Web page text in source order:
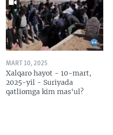
MART 10, 2025
Xalqaro hayot - 10-mart,
2025-yil - Suriyada
qatliomga kim mas'ul?